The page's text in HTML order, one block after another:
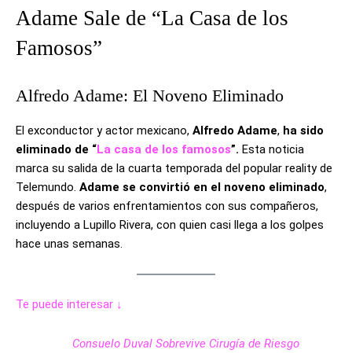
Adame Sale de “La Casa de los
Famosos”
Alfredo Adame: El Noveno Eliminado
El exconductor y actor mexicano, Alfredo Adame, ha sido
eliminado de “La casa de los famosos”. Esta noticia
marca su salida de la cuarta temporada del popular reality de
Telemundo. Adame se convirtió en el noveno eliminado,
después de varios enfrentamientos con sus compañeros,
incluyendo a Lupillo Rivera, con quien casi llega a los golpes
hace unas semanas.
Te puede interesar ↓
Consuelo Duval Sobrevive Cirugía de Riesgo